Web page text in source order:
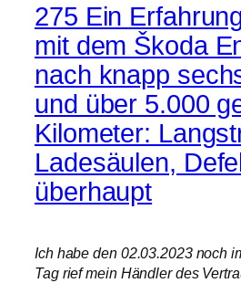
275 Ein
mit dem Škoda
nach knapp
und über 5.000
Kilometer:
Ladesäulen,
überhaupt
Ich habe den 02.03.2023 noch
Tag rief mein Händler des